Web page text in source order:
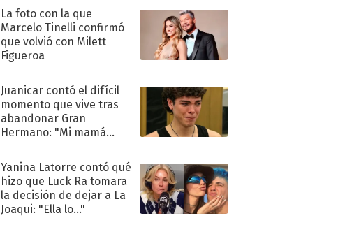
La foto con la que
Marcelo Tinelli confirmó
que volvió con Milett
Figueroa
Juanicar contó el difícil
momento que vive tras
abandonar Gran
Hermano: "Mi mamá
Yanina Latorre contó qué
hizo que Luck Ra tomara
la decisión de dejar a La
Joaqui: "Ella lo..."